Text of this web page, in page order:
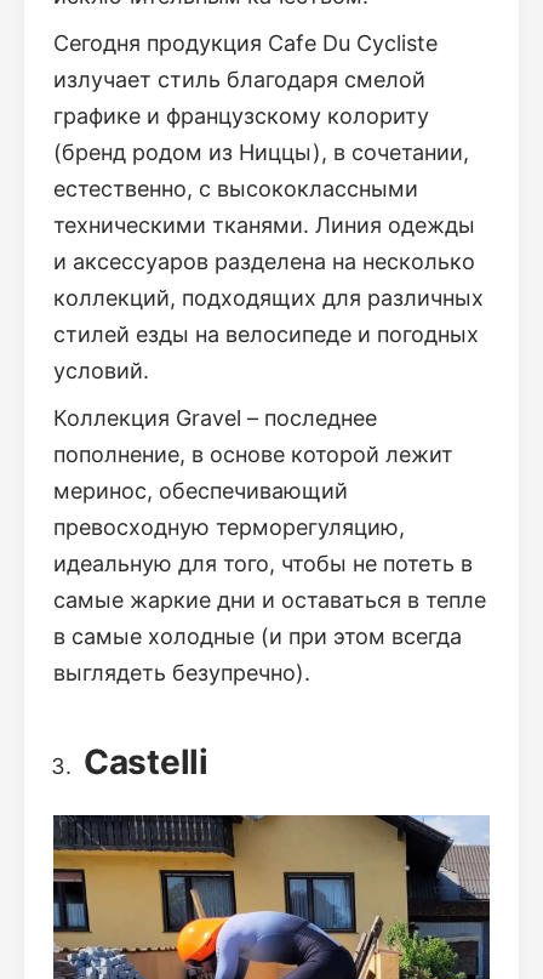
Сегодня продукция Cafe Du Cycliste
излучает стиль благодаря смелой
графике и французскому колориту
(бренд родом из Ниццы), в сочетании,
естественно, с высококлассными
техническими тканями. Линия одежды
и аксессуаров разделена на несколько
коллекций, подходящих для различных
стилей езды на велосипеде и погодных
условий.
Коллекция Gravel – последнее
пополнение, в основе которой лежит
меринос, обеспечивающий
превосходную терморегуляцию,
идеальную для того, чтобы не потеть в
самые жаркие дни и оставаться в тепле
в самые холодные (и при этом всегда
выглядеть безупречно).
Castelli